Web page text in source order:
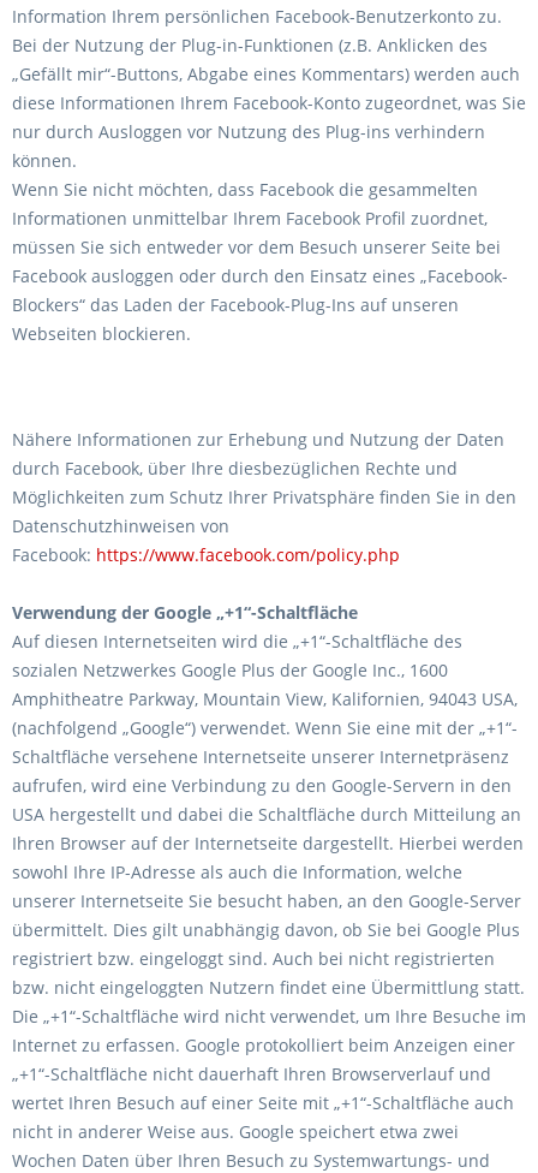
Information Ihrem persönlichen Facebook-Benutzerkonto zu.
Bei der Nutzung der Plug-in-Funktionen (z.B. Anklicken des
„Gefällt mir“-Buttons, Abgabe eines Kommentars) werden auch
diese Informationen Ihrem Facebook-Konto zugeordnet, was Sie
nur durch Ausloggen vor Nutzung des Plug-ins verhindern
können.
Wenn Sie nicht möchten, dass Facebook die gesammelten
Informationen unmittelbar Ihrem Facebook Profil zuordnet,
müssen Sie sich entweder vor dem Besuch unserer Seite bei
Facebook ausloggen oder durch den Einsatz eines „Facebook-
Blockers“ das Laden der Facebook-Plug-Ins auf unseren
Webseiten blockieren.
Nähere Informationen zur Erhebung und Nutzung der Daten
durch Facebook, über Ihre diesbezüglichen Rechte und
Möglichkeiten zum Schutz Ihrer Privatsphäre finden Sie in den
Datenschutzhinweisen von
Facebook: https://www.facebook.com/policy.php
Verwendung der Google „+1“-Schaltfläche
Auf diesen Internetseiten wird die „+1“-Schaltfläche des
sozialen Netzwerkes Google Plus der Google Inc., 1600
Amphitheatre Parkway, Mountain View, Kalifornien, 94043 USA,
(nachfolgend „Google“) verwendet. Wenn Sie eine mit der „+1“-
Schaltfläche versehene Internetseite unserer Internetpräsenz
aufrufen, wird eine Verbindung zu den Google-Servern in den
USA hergestellt und dabei die Schaltfläche durch Mitteilung an
Ihren Browser auf der Internetseite dargestellt. Hierbei werden
sowohl Ihre IP-Adresse als auch die Information, welche
unserer Internetseite Sie besucht haben, an den Google-Server
übermittelt. Dies gilt unabhängig davon, ob Sie bei Google Plus
registriert bzw. eingeloggt sind. Auch bei nicht registrierten
bzw. nicht eingeloggten Nutzern findet eine Übermittlung statt.
Die „+1“-Schaltfläche wird nicht verwendet, um Ihre Besuche im
Internet zu erfassen. Google protokolliert beim Anzeigen einer
„+1“-Schaltfläche nicht dauerhaft Ihren Browserverlauf und
wertet Ihren Besuch auf einer Seite mit „+1“-Schaltfläche auch
nicht in anderer Weise aus. Google speichert etwa zwei
Wochen Daten über Ihren Besuch zu Systemwartungs- und